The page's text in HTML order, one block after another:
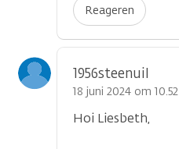
Reageren
1956steenuil
18 juni 2024 om 10.52
Hoi Liesbeth,